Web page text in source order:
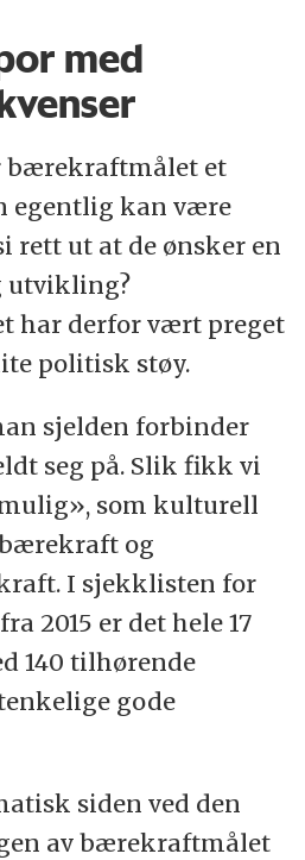
med
bærekraftmålet et
egentlig kan være
rett ut at de ønsker en
har derfor vært preget
politisk støy.
sjelden forbinder
seg på. Slik fikk vi
som kulturell
og
I sjekklisten for
2015 er det hele 17
140 tilhørende
gode
siden ved den
av bærekraftmålet